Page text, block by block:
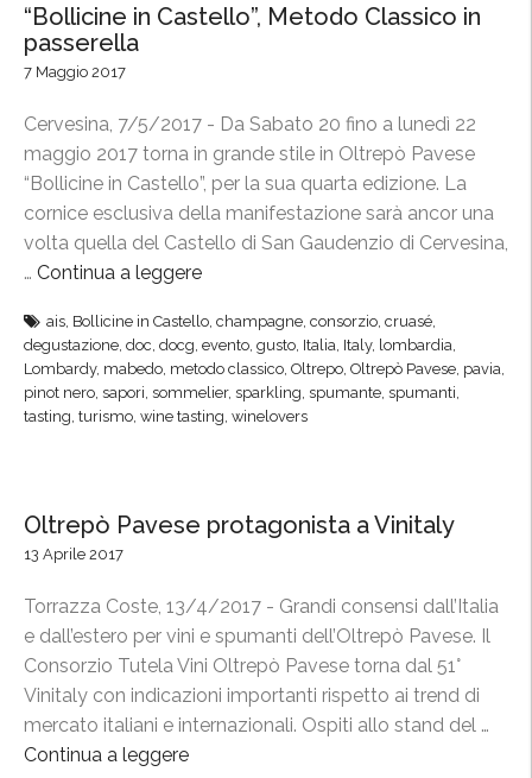
F
a
i
n
t
e
n
a
z
i
l
i
D
u
s
s
e
m
a
”
,
i
l
s
z
i
o
b
r
“Bollicine in Castello”, Metodo Classico in
passerella
7 Maggio 2017
Cervesina, 7/5/2017 - Da Sabato 20 fino a lunedì 22
maggio 2017 torna in grande stile in Oltrepò Pavese
“Bollicine in Castello”, per la sua quarta edizione. La
cornice esclusiva della manifestazione sarà ancor una
volta quella del Castello di San Gaudenzio di Cervesina,
… Continua a leggere
B
o
l
l
n
i
n
C
a
s
ais Bollicine in Castello champagne consorzio cruasé
degustazione doc docg evento gusto Italia Italy, lombardia
Lombardy, mabedo metodo classico Oltrepo Oltrepò Pavese pavia
pinot nero sapori sommelier, sparkling spumante spumanti
tasting turismo wine tasting winelovers
Oltrepò Pavese protagonista a Vinitaly
13 Aprile 2017
Torrazza Coste, 13/4/2017 - Grandi consensi dall’Italia
e dall’estero per vini e spumanti dell’Oltrepò Pavese. Il
Consorzio Tutela Vini Oltrepò Pavese torna dal 51°
Vinitaly con indicazioni importanti rispetto ai trend di
mercato italiani e internazionali. Ospiti allo stand del …
Continua a leggere